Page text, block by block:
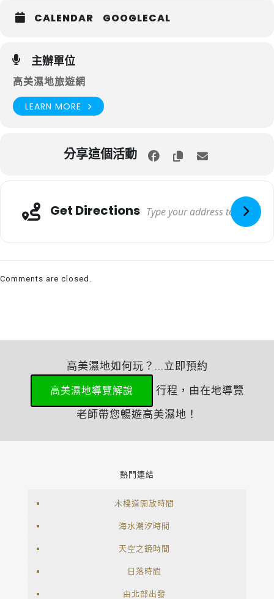
CALENDAR GOOGLECAL
主辦單位
高美濕地旅遊網
LEARN MORE
分享這個活動
Get Directions
Comments are closed.
高美濕地如何玩？...立即預約
高美濕地導覽解說
行程，由在地導覽
老師帶您暢遊高美濕地！
熱門連結
木棧道開放時間
海水潮汐時間
天空之鏡時間
日落時間
由北部出發